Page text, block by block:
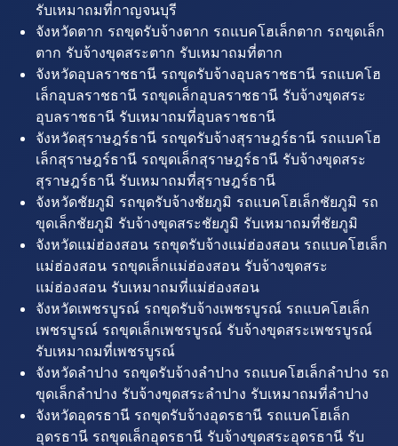
รับเหมาถมที่กาญจนบุรี
จังหวัดตาก รถขุดรับจ้างตาก รถแบคโฮเล็กตาก รถขุดเล็ก
ตาก รับจ้างขุดสระตาก รับเหมาถมที่ตาก
จังหวัดอุบลราชธานี รถขุดรับจ้างอุบลราชธานี รถแบคโฮ
เล็กอุบลราชธานี รถขุดเล็กอุบลราชธานี รับจ้างขุดสระ
อุบลราชธานี รับเหมาถมที่อุบลราชธานี
จังหวัดสุราษฎร์ธานี รถขุดรับจ้างสุราษฎร์ธานี รถแบคโฮ
เล็กสุราษฎร์ธานี รถขุดเล็กสุราษฎร์ธานี รับจ้างขุดสระ
สุราษฎร์ธานี รับเหมาถมที่สุราษฎร์ธานี
จังหวัดชัยภูมิ รถขุดรับจ้างชัยภูมิ รถแบคโฮเล็กชัยภูมิ รถ
ขุดเล็กชัยภูมิ รับจ้างขุดสระชัยภูมิ รับเหมาถมที่ชัยภูมิ
จังหวัดแม่ฮ่องสอน รถขุดรับจ้างแม่ฮ่องสอน รถแบคโฮเล็ก
แม่ฮ่องสอน รถขุดเล็กแม่ฮ่องสอน รับจ้างขุดสระ
แม่ฮ่องสอน รับเหมาถมที่แม่ฮ่องสอน
จังหวัดเพชรบูรณ์ รถขุดรับจ้างเพชรบูรณ์ รถแบคโฮเล็ก
เพชรบูรณ์ รถขุดเล็กเพชรบูรณ์ รับจ้างขุดสระเพชรบูรณ์
รับเหมาถมที่เพชรบูรณ์
จังหวัดลำปาง รถขุดรับจ้างลำปาง รถแบคโฮเล็กลำปาง รถ
ขุดเล็กลำปาง รับจ้างขุดสระลำปาง รับเหมาถมที่ลำปาง
จังหวัดอุดรธานี รถขุดรับจ้างอุดรธานี รถแบคโฮเล็ก
อุดรธานี รถขุดเล็กอุดรธานี รับจ้างขุดสระอุดรธานี รับ